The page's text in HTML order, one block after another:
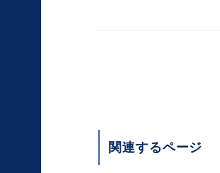
関連するページ